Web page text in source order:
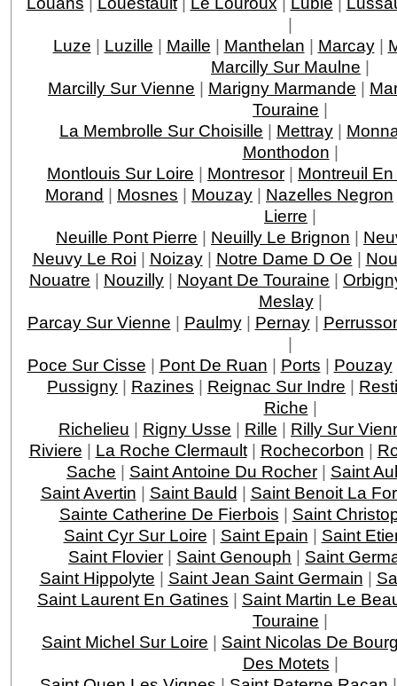
|
Luze | Luzille | Maille | Manthelan | Marcay|
Marcilly Sur Maulne |
Marcilly Sur Vienne | Marigny Marmande |
Touraine |
La Membrolle Sur Choisille | Mettray |
Monthodon |
Montlouis Sur Loire | Montresor | Montreuil
Morand | Mosnes | Mouzay | Nazelles Negron
Lierre |
Neuille Pont Pierre | Neuilly Le Brignon |
Neuvy Le Roi | Noizay| Notre Dame D Oe |
Nouatre | Nouzilly | Noyant De Touraine |
Meslay|
Parcay Sur Vienne | Paulmy| Pernay|
|
Poce Sur Cisse | Pont De Ruan | Ports | Pouzay
Pussigny | Razines | Reignac Sur Indre |
Riche |
Richelieu | Rigny Usse | Rille | Rilly Sur
Riviere | La Roche Clermault| Rochecorbon |
Sache | Saint Antoine Du Rocher | Saint
Saint Avertin | Saint Bauld | Saint Benoit La
Sainte Catherine De Fierbois | Saint
Saint Cyr Sur Loire | Saint Epain | Saint
Saint Flovier | Saint Genouph | Saint
Saint Hippolyte | Saint Jean Saint Germain |
Saint Laurent En Gatines | Saint Martin Le
Touraine |
Saint Michel Sur Loire | Saint Nicolas De
Des Motets |